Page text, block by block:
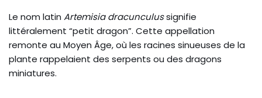
Le nom latin Artemisia dracunculussignifie
littéralement “petit dragon”. Cette appellation
remonte au Moyen Âge, où les racines sinueuses de la
plante rappelaient des serpents ou des dragons
miniatures.